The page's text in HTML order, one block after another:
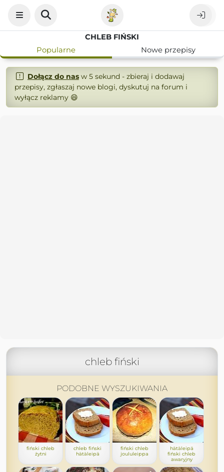
CHLEB FIŃSKI
Popularne
Nowe przepisy
Dołącz do nasw 5 sekund - zbieraj i dodawaj
przepisy, zgłaszaj nowe blogi, dyskutuj na forum i
wyłącz reklamy 😄
chleb fiński
PODOBNE WYSZUKIWANIA
fiński chleb
żytni
chleb fiński
hätäleipä
fiński chleb
joululeippa
hätäleipä
fiński chleb
awaryjny